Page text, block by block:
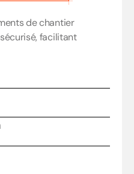
de chantier
facilitant